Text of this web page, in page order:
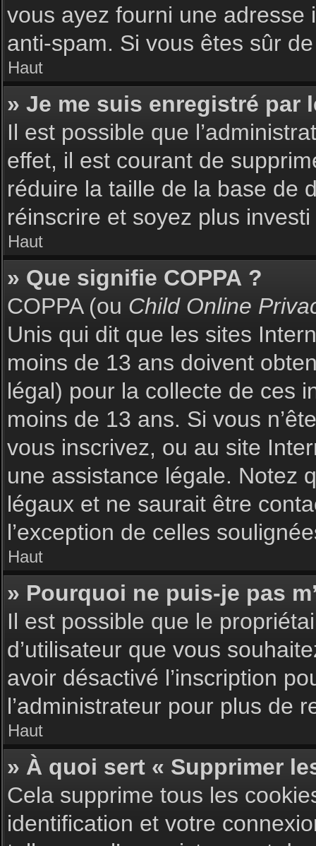
vous ayez fourni une adresse
anti-spam. Si vous êtes sûr
Haut
» Je me suis enregistré par
Il est possible que
effet, il est courant de
réduire la taille de la base de
réinscrire et soyez plus
Haut
» Que signifie COPPA ?
COPPA (ou Child Online
Unis qui dit que les sites
moins de 13 ans doivent
légal) pour la collecte de ces
moins de 13 ans. Si vous
vous inscrivez, ou au site
une assistance légale. Notez
légaux et ne saurait être
l’exception de celles
Haut
» Pourquoi ne puis-je pas
Il est possible que le
d’utilisateur que vous
avoir désactivé l’inscription
l’administrateur pour plus de
Haut
» À quoi sert « Supprimer
Cela supprime tous les
identification et votre